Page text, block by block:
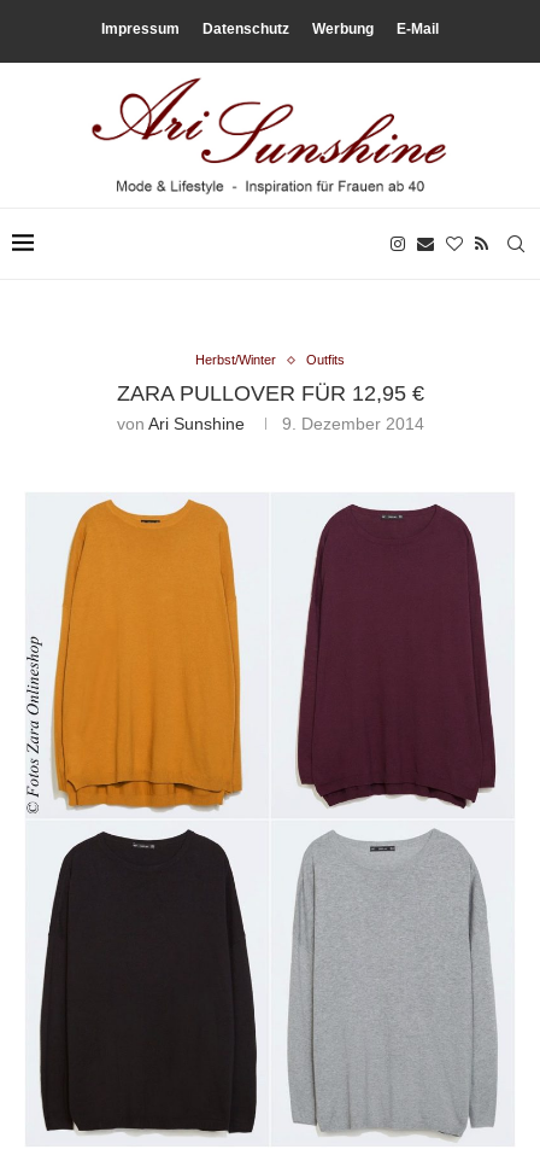
Impressum Datenschutz Werbung E-Mail
Herbst/Winter Outfits
ZARA PULLOVER FÜR 12,95 €
von Ari Sunshine 9. Dezember 2014